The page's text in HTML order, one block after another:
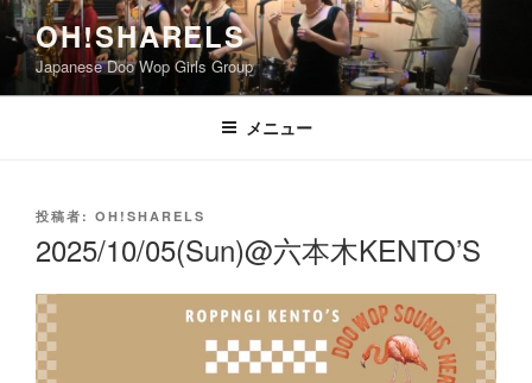
コ
ン
テ
ン
OH!SHARELS
Japanese Doo Wop Girls Group
メニュー
投
日:
投稿者: OH!SHARELS
2025/10/05(Sun)@六本木KENTO’S